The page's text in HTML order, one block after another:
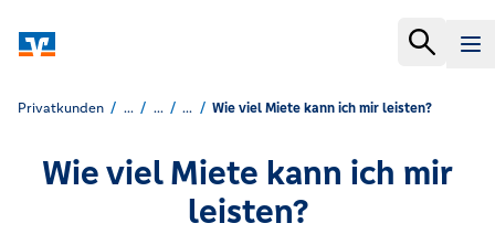
Privatkunden ... ... ... Wie viel Miete kann ich mir leisten?
Wie viel Miete kann ich mir
leisten?